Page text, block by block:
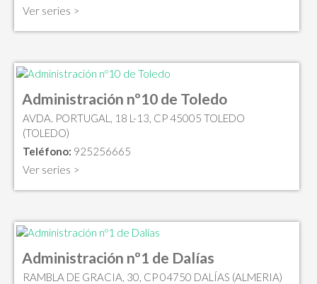
Ver series >
Administración nº10 de Toledo
AVDA. PORTUGAL, 18 L-13, CP 45005 TOLEDO
(TOLEDO)
Teléfono: 925256665
Ver series >
Administración nº1 de Dalías
RAMBLA DE GRACIA, 30, CP 04750 DALÍAS (ALMERIA)